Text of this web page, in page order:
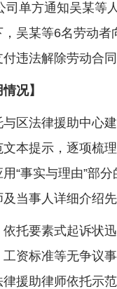
司单方通知吴某等
吴某等6名劳动
违法解除劳动合
况】
法律援助中心建
本提示，逐项梳
用“事实与理由”
当事人详细介绍
要素式起诉状迅
资标准等无争议
援助律师依托示